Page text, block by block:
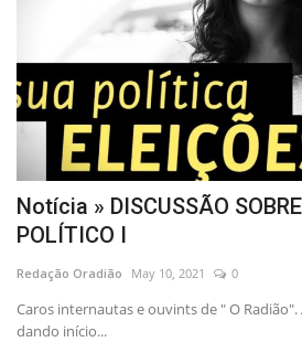
Notícia » DISCUSSÃO
POLÍTICO I
Redação Oradião May 10, 2021 0
Caros internautas e ouvints de " O
dando início...